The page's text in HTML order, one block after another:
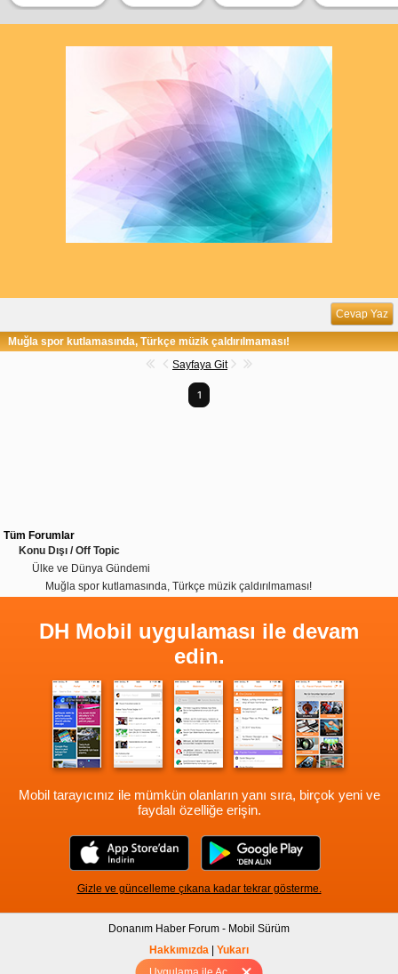
Cevap Yaz
Muğla spor kutlamasında, Türkçe müzik çaldırılmaması!
Sayfaya Git
1
Tüm Forumlar
Konu Dışı / Off Topic
Ülke ve Dünya Gündemi
Muğla spor kutlamasında, Türkçe müzik çaldırılmaması!
DH Mobil uygulaması ile devam
edin.
Mobil tarayıcınız ile mümkün olanların yanı sıra, birçok yeni ve
faydalı özelliğe erişin.
Gizle ve güncelleme çıkana kadar tekrar gösterme.
Donanım Haber Forum - Mobil Sürüm
Hakkımızda | Yukarı